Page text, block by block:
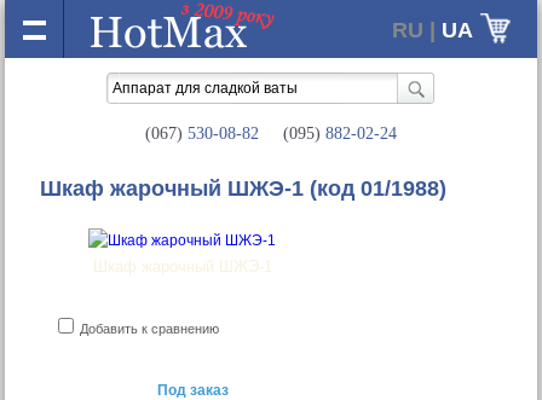
RU | UA
(067) 530-08-82 (095) 882-02-24
Шкаф жарочный ШЖЭ-1 (код 01/1988)
Шкаф жарочный ШЖЭ-1
Добавить к сравнению
Под заказ